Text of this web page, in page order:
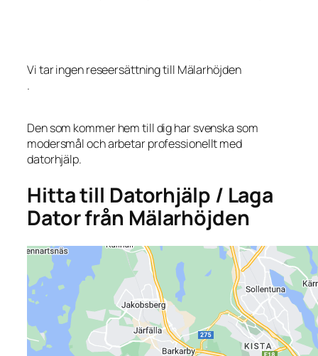
Vi tar ingen reseersättning till Mälarhöjden
.
Den som kommer hem till dig har svenska som
modersmål och arbetar professionellt med
datorhjälp.
Hitta till Datorhjälp / Laga
Dator från Mälarhöjden